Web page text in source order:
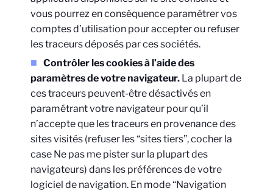
vous pourrez en conséquence paramétrer vos
comptes d’utilisation pour accepter ou refuser
les traceurs déposés par ces sociétés.
Contrôler les cookies à l’aide des
paramètres de votre navigateur. La plupart de
ces traceurs peuvent-être désactivés en
paramétrant votre navigateur pour qu’il
n’accepte que les traceurs en provenance des
sites visités (refuser les “sites tiers”, cocher la
case Ne pas me pister sur la plupart des
navigateurs) dans les préférences de votre
logiciel de navigation. En mode “Navigation